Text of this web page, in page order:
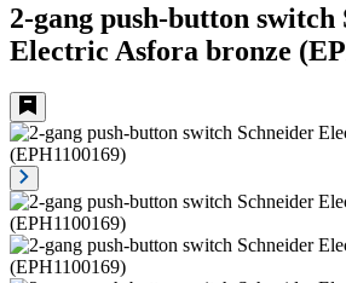
2-gang push-button switch
Electric Asfora bronze